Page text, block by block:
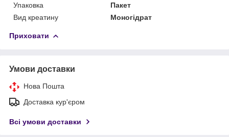
Упаковка
Пакет
Вид креатину
Моногідрат
Приховати
Умови доставки
Нова Пошта
Доставка кур'єром
Всі умови доставки